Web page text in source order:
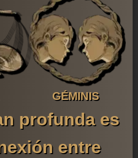
GÉMINIS
profunda es
entre